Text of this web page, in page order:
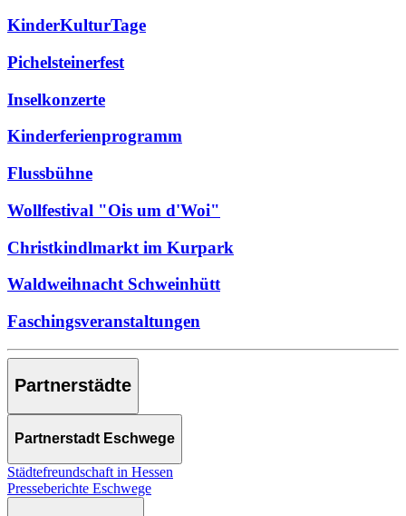
KinderKulturTage
Pichelsteinerfest
Inselkonzerte
Kinderferienprogramm
Flussbühne
Wollfestival "Ois um d'Woi"
Christkindlmarkt im Kurpark
Waldweihnacht Schweinhütt
Faschingsveranstaltungen
Partnerstädte
Partnerstadt Eschwege
Städtefreundschaft in Hessen
Presseberichte Eschwege